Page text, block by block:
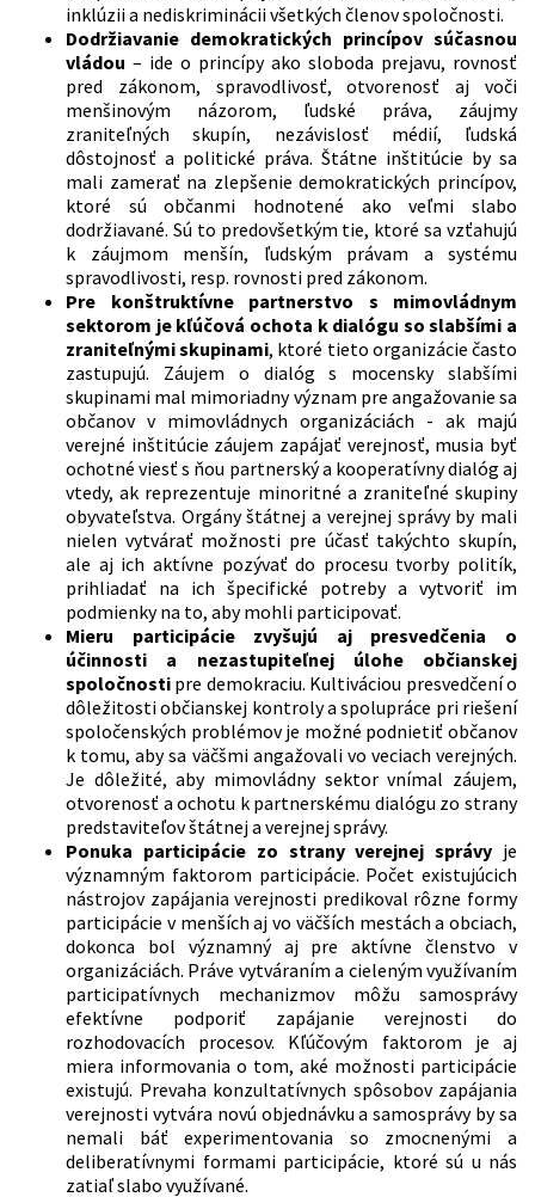
inklúzii a nediskriminácii všetkých členov spoločnosti.
Dodržiavanie demokratických princípov súčasnou
vládou – ide o princípy ako sloboda prejavu, rovnosť
pred zákonom, spravodlivosť, otvorenosť aj voči
menšinovým názorom, ľudské práva, záujmy
zraniteľných skupín, nezávislosť médií, ľudská
dôstojnosť a politické práva. Štátne inštitúcie by sa
mali zamerať na zlepšenie demokratických princípov,
ktoré sú občanmi hodnotené ako veľmi slabo
dodržiavané. Sú to predovšetkým tie, ktoré sa vzťahujú
k záujmom menšín, ľudským právam a systému
spravodlivosti, resp. rovnosti pred zákonom.
Pre konštruktívne partnerstvo s mimovládnym
sektorom je kľúčová ochota k dialógu so slabšími a
zraniteľnými skupinami, ktoré tieto organizácie často
zastupujú. Záujem o dialóg s mocensky slabšími
skupinami mal mimoriadny význam pre angažovanie sa
občanov v mimovládnych organizáciách - ak majú
verejné inštitúcie záujem zapájať verejnosť, musia byť
ochotné viesť s ňou partnerský a kooperatívny dialóg aj
vtedy, ak reprezentuje minoritné a zraniteľné skupiny
obyvateľstva. Orgány štátnej a verejnej správy by mali
nielen vytvárať možnosti pre účasť takýchto skupín,
ale aj ich aktívne pozývať do procesu tvorby politík,
prihliadať na ich špecifické potreby a vytvoriť im
podmienky na to, aby mohli participovať.
Mieru participácie zvyšujú aj presvedčenia o
účinnosti a nezastupiteľnej úlohe občianskej
spoločnosti pre demokraciu. Kultiváciou presvedčení o
dôležitosti občianskej kontroly a spolupráce pri riešení
spoločenských problémov je možné podnietiť občanov
k tomu, aby sa väčšmi angažovali vo veciach verejných.
Je dôležité, aby mimovládny sektor vnímal záujem,
otvorenosť a ochotu k partnerskému dialógu zo strany
predstaviteľov štátnej a verejnej správy.
Ponuka participácie zo strany verejnej správy je
významným faktorom participácie. Počet existujúcich
nástrojov zapájania verejnosti predikoval rôzne formy
participácie v menších aj vo väčších mestách a obciach,
dokonca bol významný aj pre aktívne členstvo v
organizáciách. Práve vytváraním a cieleným využívaním
participatívnych mechanizmov môžu samosprávy
efektívne podporiť zapájanie verejnosti do
rozhodovacích procesov. Kľúčovým faktorom je aj
miera informovania o tom, aké možnosti participácie
existujú. Prevaha konzultatívnych spôsobov zapájania
verejnosti vytvára novú objednávku a samosprávy by sa
nemali báť experimentovania so zmocnenými a
deliberatívnymi formami participácie, ktoré sú u nás
zatiaľ slabo využívané.